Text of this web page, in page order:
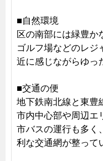
■自然環境
区の南部には緑豊か
ゴルフ場などのレジ
近に感じながらゆっ
■交通の便
地下鉄南北線と東豊
市内中心部や周辺エ
市バスの運行も多く
利な交通網が整って